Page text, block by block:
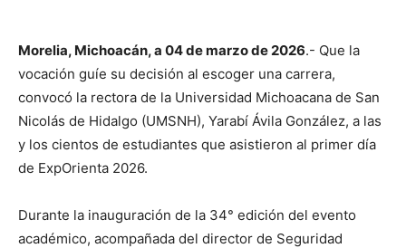
Morelia, Michoacán, a 04 de marzo de 2026.- Que la
vocación guíe su decisión al escoger una carrera,
convocó la rectora de la Universidad Michoacana de San
Nicolás de Hidalgo (UMSNH), Yarabí Ávila González, a las
y los cientos de estudiantes que asistieron al primer día
de ExpOrienta 2026.
Durante la inauguración de la 34° edición del evento
académico, acompañada del director de Seguridad